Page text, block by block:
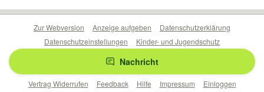
Nachricht
Zur Webversion Anzeige aufgeben
Datenschutzerklärung
Datenschutzeinstellungen
Kinder- und Jugendschutz
Barrierefreiheitserklärung
Vertrag Widerrufen
Feedback Hilfe Impressum Einloggen